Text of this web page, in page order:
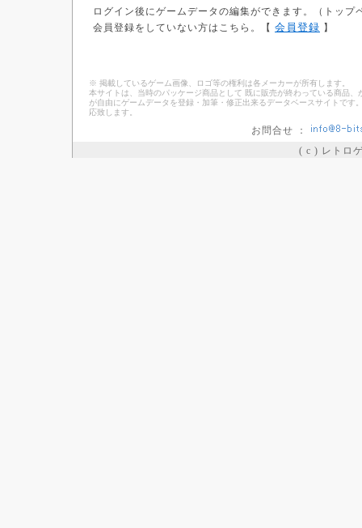
ログイン後にゲームデータの編集ができます。（トッ
会員登録をしていない方はこちら。【 会員登録 】
※ 掲載しているゲーム画像、ロゴ等の権利は各メーカーが所有します。
本サイトは、当時のパッケージ商品として 既に販売が終わっている商品
が自由にゲームデータを登録・加筆・修正出来るデータベースサイトで
応致します。
お問合せ ：
( c ) レトロ